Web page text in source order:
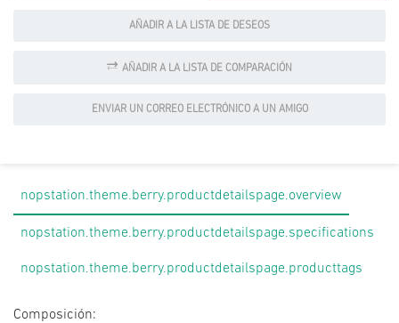
AÑADIR A LA LISTA DE DESEOS
AÑADIR A LA LISTA DE COMPARACIÓN
ENVIAR UN CORREO ELECTRÓNICO A UN AMIGO
nopstation.theme.berry.productdetailspage.overview
nopstation.theme.berry.productdetailspage.specifications
nopstation.theme.berry.productdetailspage.producttags
Composición: